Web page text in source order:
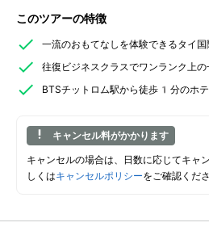
このツアーの特徴
一流のおもてなしを体験できるタイ
往復ビジネスクラスでワンランク上
BTSチットロム駅から徒歩1分のホ
キャンセル料がかかります
キャンセルの場合は、日数に応じてキャ
しくはキャンセルポリシーをご確認くださ